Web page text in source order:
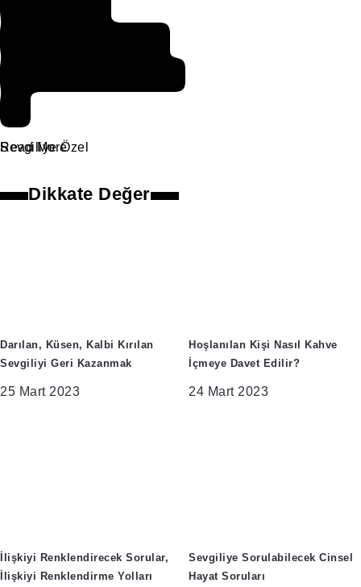
Sevgiliye Özel
Read More
Dikkate Değer
Darılan, Küsen, Kalbi Kırılan
Sevgiliyi Geri Kazanmak
25 Mart 2023
Hoşlanılan Kişi Nasıl Kahve
İçmeye Davet Edilir?
24 Mart 2023
İlişkiyi Renklendirecek Sorular,
İlişkiyi Renklendirme Yolları
Sevgiliye Sorulabilecek Cinsel
Hayat Soruları